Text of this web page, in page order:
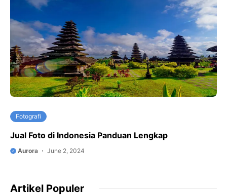
Fotografi
Jual Foto di Indonesia Panduan Lengkap
Aurora June 2, 2024
Artikel Populer